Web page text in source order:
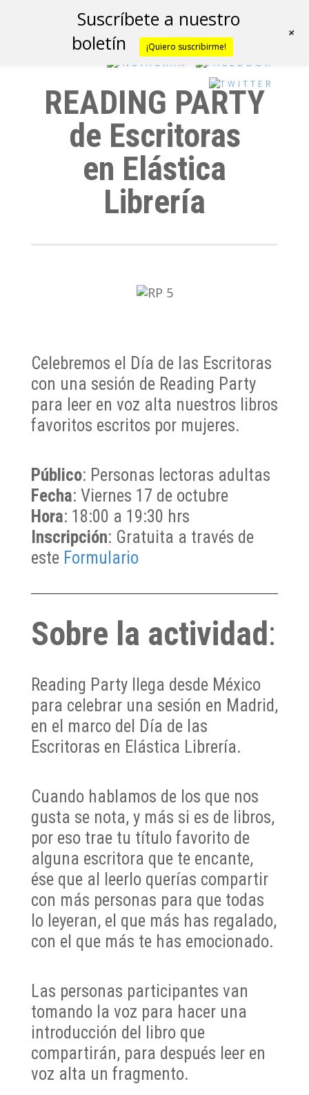
READING PARTY
de Escritoras
en Elástica
Librería
Celebremos el Día de las Escritoras
con una sesión de Reading Party
para leer en voz alta nuestros libros
favoritos escritos por mujeres.
Público: Personas lectoras adultas
Fecha: Viernes 17 de octubre
Hora: 18:00 a 19:30 hrs
Inscripción: Gratuita a través de
este Formulario
Sobre la actividad:
Reading Party llega desde México
para celebrar una sesión en Madrid,
en el marco del Día de las
Escritoras en Elástica Librería.
Cuando hablamos de los que nos
gusta se nota, y más si es de libros,
por eso trae tu título favorito de
alguna escritora que te encante,
ése que al leerlo querías compartir
con más personas para que todas
lo leyeran, el que más has regalado,
con el que más te has emocionado.
Las personas participantes van
tomando la voz para hacer una
introducción del libro que
compartirán, para después leer en
voz alta un fragmento.
Suscríbete a nuestro
boletín
¡Quiero suscribirme!
+